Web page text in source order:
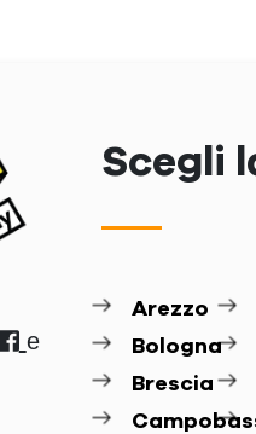
e
Scegli
Arezzo
Bologna
Brescia